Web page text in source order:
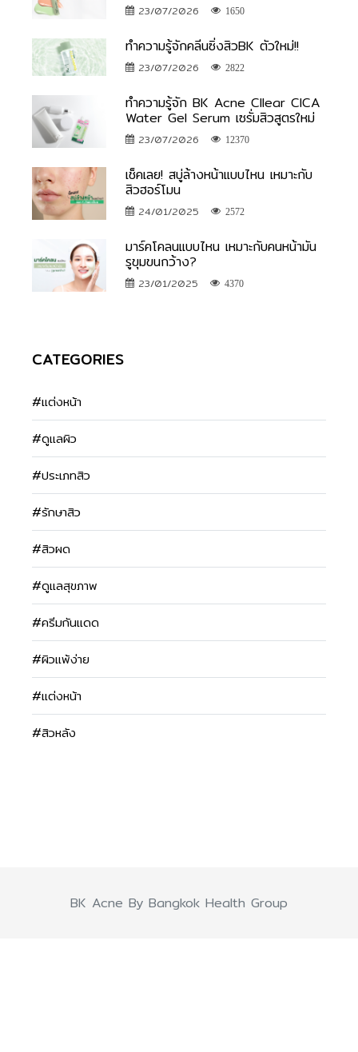
23/07/2026 1650
ทำความรู้จักคลีนซิ่งสิวBK ตัวใหม่!!
23/07/2026 2822
ทำความรู้จัก BK Acne Cllear CICA
Water Gel Serum เซรั่มสิวสูตรใหม่
23/07/2026 12370
เช็คเลย! สบู่ล้างหน้าแบบไหน เหมาะกับ
สิวฮอร์โมน
24/01/2025 2572
มาร์คโคลนแบบไหน เหมาะกับคนหน้ามัน
รูขุมขนกว้าง?
23/01/2025 4370
CATEGORIES
#แต่งหน้า
#ดูแลผิว
#ประเภทสิว
#รักษาสิว
#สิวผด
#ดูแลสุขภาพ
#ครีมกันแดด
#ผิวแพ้ง่าย
#แต่งหน้า
#สิวหลัง
BK Acne By Bangkok Health Group